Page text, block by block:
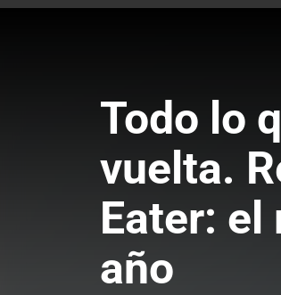
Todo lo
vuelta.
Eater: el
año